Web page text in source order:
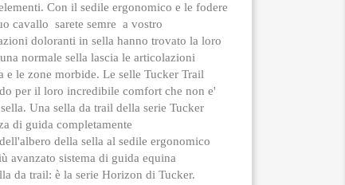
Con il sedile ergonomico e le fodere
cavallo sarete semre a vostro
doloranti in sella hanno trovato la loro
normale sella lascia le articolazioni
e le zone morbide. Le selle Tucker Trail
per il loro incredibile comfort che non e'
Una sella da trail della serie Tucker
di guida completamente
della sella al sedile ergonomico
avanzato sistema di guida equina
da trail: è la serie Horizon di Tucker.